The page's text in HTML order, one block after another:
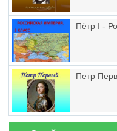
Пётр I -
Петр